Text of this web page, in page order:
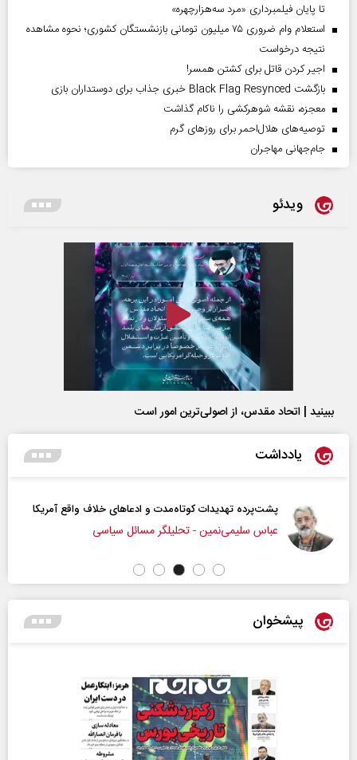
تا پایان فیلمبرداری «مرد سه‌هزارچهره»
استعلام وام ضروری ۷۵ میلیون تومانی بازنشستگان کشوری؛ نحوه مشاهده
نتیجه درخواست
اجیر کردن قاتل برای کشتن همسر!
بازگشت Black Flag Resynced خبری جذاب برای دوستداران بازی
معجزه، نقشه شوهرکشی را ناکام گذاشت
توصیه‌های هلال‌احمر برای روز‌های گرم
جام‌جهانی مهاجران
ویدئو
ببینید | اتحاد مقدس، از اصولی‌ترین امور است
یادداشت
پشت‌پرده تهدیدات کوتاه‏‌مدت و ادعا‌های خلاف واقع آمریکا
عباس سلیمی‌نمین - تحلیلگر مسائل سیاسی
پیشخوان